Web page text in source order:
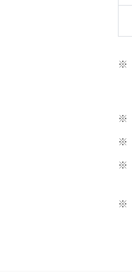
※
※
※
※
※